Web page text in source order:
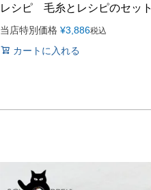
レシピ 毛糸とレシピのセット
当店特別価格 ¥3,886税込
カートに入れる